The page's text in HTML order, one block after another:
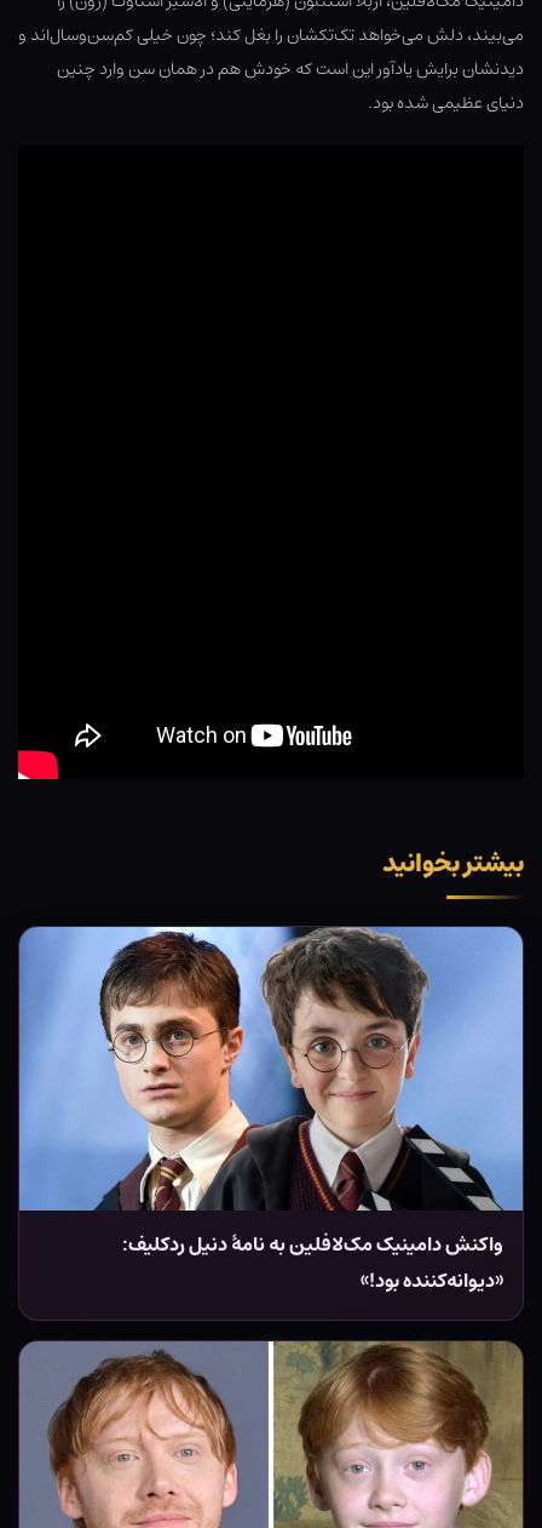
می‌بیند، دلش می‌خواهد تک‌تکشان را بغل کند؛ چون خیلی کم‌سن‌وسال‌اند و
دیدنشان برایش یادآور این است که خودش هم در همان سن وارد چنین
دنیای عظیمی شده بود.
بیشتر بخوانید
واکنش دامینیک مک‌لافلین به نامۀ دنیل ردکلیف:
«دیوانه‌کننده بود!»